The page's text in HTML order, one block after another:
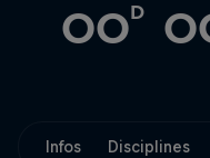
00D
Infos Disciplines